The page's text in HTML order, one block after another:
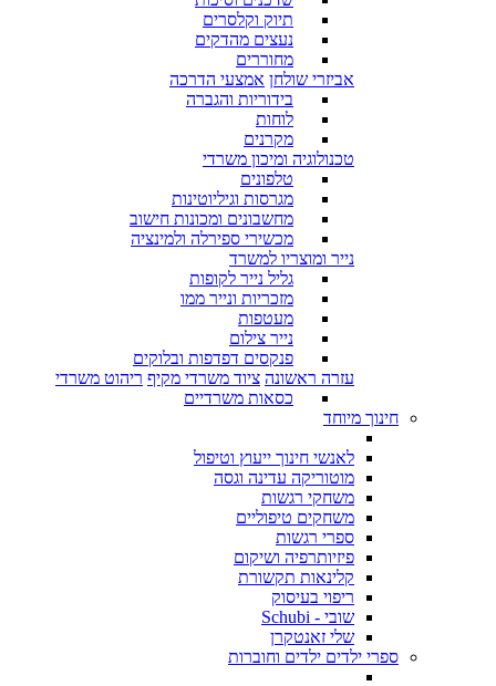
תיוק וקלסרים
נעצים מהדקים
מחוררים
אביזרי שולחן אמצעי הדרכה
בידוריות והגברה
לוחות
מקרנים
טכנולוגיה ומיכון משרדי
טלפונים
מגרסות וגיליוטינות
מחשבונים ומכונות חישוב
מכשירי ספירלה ולמינציה
נייר ומוצריו למשרד
גליל נייר לקופות
מזכריות ונייר ממו
מעטפות
נייר צילום
פנקסים דפדפות ובלוקים
עזרה ראשונה ציוד משרדי מקיף ריהוט משרדי
כסאות משרדיים
חינוך מיוחד
לאנשי חינוך ייעוץ וטיפול
מוטוריקה עדינה וגסה
משחקי רגשות
משחקים טיפוליים
ספרי רגשות
פיזיותרפיה ושיקום
קלינאות תקשורת
ריפוי בעיסוק
שובי - Schubi
שלי זאנטקרן
ספרי ילדים ילדים וחוברות